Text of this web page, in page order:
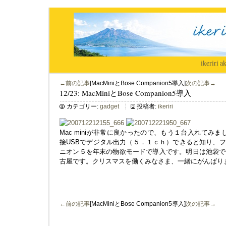
ikeriri|
←前の記事[MacMiniとBose Companion5導入]次の記事→
12/23: MacMiniとBose Companion5導入
カテゴリー: gadget 投稿者: ikeriri
Mac miniが非常に良かったので、もう１台入れてみま
接USBでデジタル出力（５．１ｃｈ）できると知り、
ニオン５を年末の物欲モードで導入です。明日は池袋
古屋です。クリスマスを働くみなさま、一緒にがんば
←前の記事[MacMiniとBose Companion5導入]次の記事→